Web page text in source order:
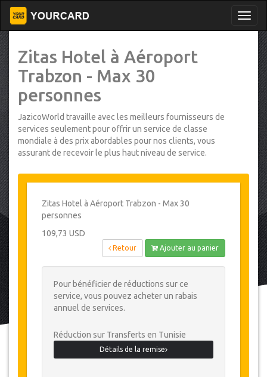
Zitas Hotel à Aéroport
Trabzon - Max 30
personnes
JazicoWorld travaille avec les meilleurs fournisseurs de
services seulement pour offrir un service de classe
mondiale à des prix abordables pour nos clients, vous
assurant de recevoir le plus haut niveau de service.
Zitas Hotel à Aéroport Trabzon - Max 30
personnes
109,73 USD
Retour Ajouter au panier
Pour bénéficier de réductions sur ce
service, vous pouvez acheter un rabais
annuel de services.
Réduction sur Transferts en Tunisie
Détails de la remise